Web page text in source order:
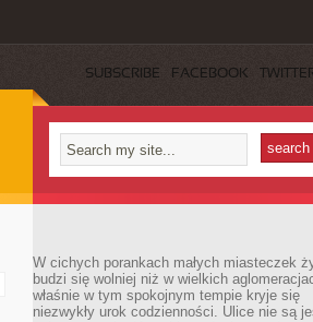
SUBSCRIBE FACEBOOK
W cichych porankach małych miasteczek
budzi się wolniej niż w wielkich
właśnie w tym spokojnym tempie kryje się
niezwykły urok codzienności. Ulice nie są